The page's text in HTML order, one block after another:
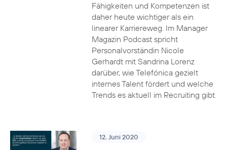
Fähigkeiten und Kompetenzen ist
daher heute wichtiger als ein
linearer Karriereweg. Im Manager
Magazin Podcast spricht
Personalvorständin Nicole
Gerhardt mit Sandrina Lorenz
darüber, wie Telefónica gezielt
internes Talent fördert und welche
Trends es aktuell im Recruiting gibt.
12. Juni 2020